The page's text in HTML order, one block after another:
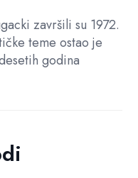
završili su 1972.
teme ostao je
godina